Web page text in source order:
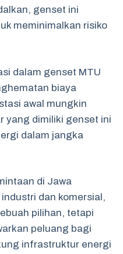
genset ini
meminimalkan risiko
dalam genset MTU
biaya
awal mungkin
yang dimiliki genset ini
dalam jangka
di Jawa
dan komersial,
pilihan, tetapi
peluang bagi
infrastruktur energi